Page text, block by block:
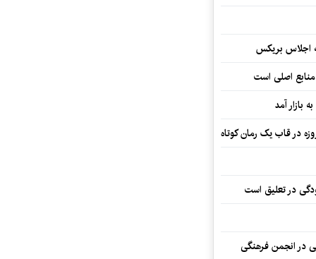
اجلاس بریکس
منابع اصلی است
بازار آمد
در تعلیق است
در انجمن فرهنگی